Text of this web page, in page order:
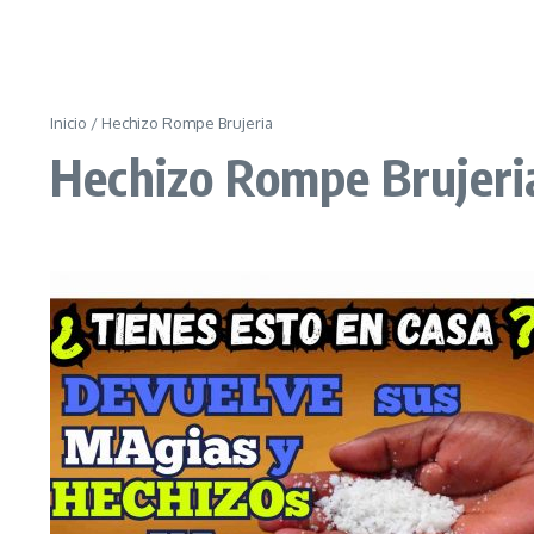
Inicio / Hechizo Rompe Brujeria
Hechizo Rompe